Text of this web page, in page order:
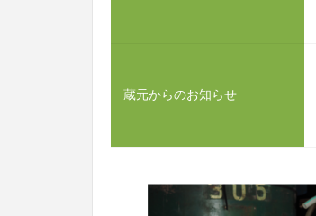
蔵元からのお知らせ